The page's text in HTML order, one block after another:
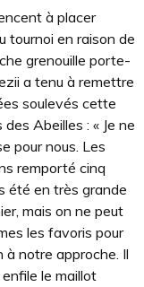
à placer
tournoi en raison de
grenouille porte-
a tenu à remettre
soulevés cette
Abeilles : « Je ne
pour nous. Les
remporté cinq
été en très grande
mais on ne peut
les favoris pour
à notre approche. Il
le maillot